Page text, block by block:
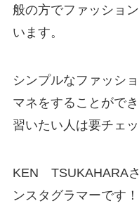
般の方でファッショ
います。
シンプルなファッシ
マネをすることがで
習いたい人は要チェッ
KEN TSUKAHARA
ンスタグラマーです！